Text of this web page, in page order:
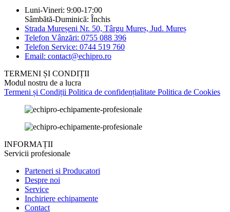
Luni-Vineri: 9:00-17:00
Sâmbătă-Duminică: Închis
Strada Mureșeni Nr. 50, Târgu Mureș, Jud. Mureș
Telefon Vânzări: 0755 088 396
Telefon Service: 0744 519 760
Email: contact@echipro.ro
TERMENI ȘI CONDIȚII
Modul nostru de a lucra
Termeni și Condiții Politica de confidențialitate Politica de Cookies
INFORMAȚII
Servicii profesionale
Parteneri si Producatori
Despre noi
Service
Inchiriere echipamente
Contact